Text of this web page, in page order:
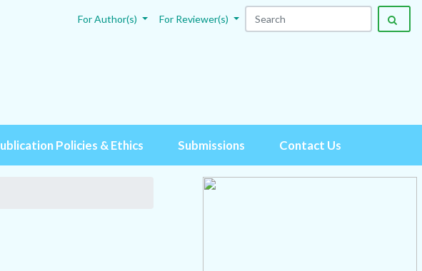
For Author(s) For Reviewer(s)
Policies & Ethics Submissions Contact Us